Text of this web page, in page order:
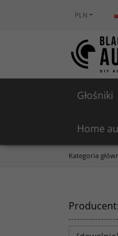
PLN
Głośniki
Home
Kategoria
Producent: